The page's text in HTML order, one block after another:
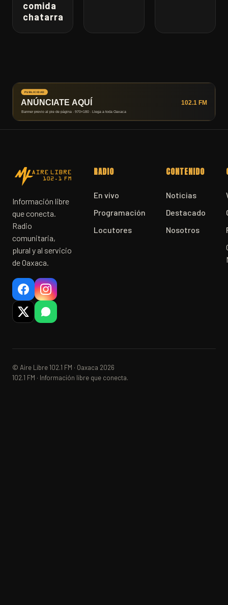
comida
chatarra
Información libre
que conecta.
Radio
comunitaria,
plural y al servicio
de Oaxaca.
RADIO
En vivo
Programación
Locutores
CONTENIDO
Noticias
Destacado
Nosotros
© Aire Libre 102.1 FM · Oaxaca 2026
102.1 FM · Información libre que conecta.